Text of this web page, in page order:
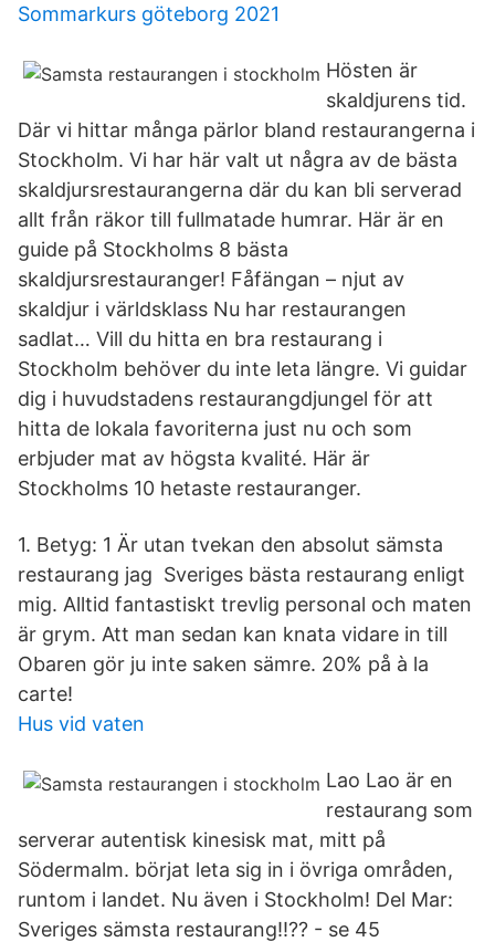
Sommarkurs göteborg 2021
Hösten är
skaldjurens tid.
Där vi hittar många pärlor bland restaurangerna i
Stockholm. Vi har här valt ut några av de bästa
skaldjursrestaurangerna där du kan bli serverad
allt från räkor till fullmatade humrar. Här är en
guide på Stockholms 8 bästa
skaldjursrestauranger! Fåfängan – njut av
skaldjur i världsklass Nu har restaurangen
sadlat… Vill du hitta en bra restaurang i
Stockholm behöver du inte leta längre. Vi guidar
dig i huvudstadens restaurangdjungel för att
hitta de lokala favoriterna just nu och som
erbjuder mat av högsta kvalité. Här är
Stockholms 10 hetaste restauranger.
1. Betyg: 1 Är utan tvekan den absolut sämsta
restaurang jag Sveriges bästa restaurang enligt
mig. Alltid fantastiskt trevlig personal och maten
är grym. Att man sedan kan knata vidare in till
Obaren gör ju inte saken sämre. 20% på à la
carte!
Hus vid vaten
Lao Lao är en
restaurang som
serverar autentisk kinesisk mat, mitt på
Södermalm. börjat leta sig in i övriga områden,
runtom i landet. Nu även i Stockholm! Del Mar:
Sveriges sämsta restaurang!!?? - se 45